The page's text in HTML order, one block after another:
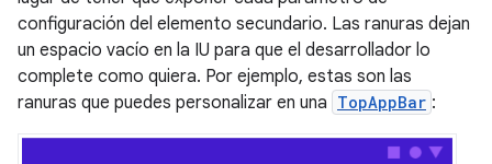
configuración del elemento secundario. Las ranuras dejan
un espacio vacío en la IU para que el desarrollador lo
complete como quiera. Por ejemplo, estas son las
ranuras que puedes personalizar en una TopAppBar :